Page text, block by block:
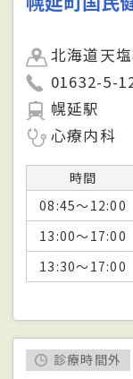
北海道天
01632-5-
幌延駅
心療内科
時間
08:45～12:00
13:00～17:00
13:30～17:00
診療時間外